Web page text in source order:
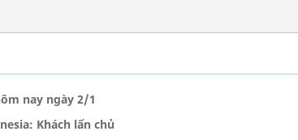
nay ngày 2/1
Khách lấn chủ